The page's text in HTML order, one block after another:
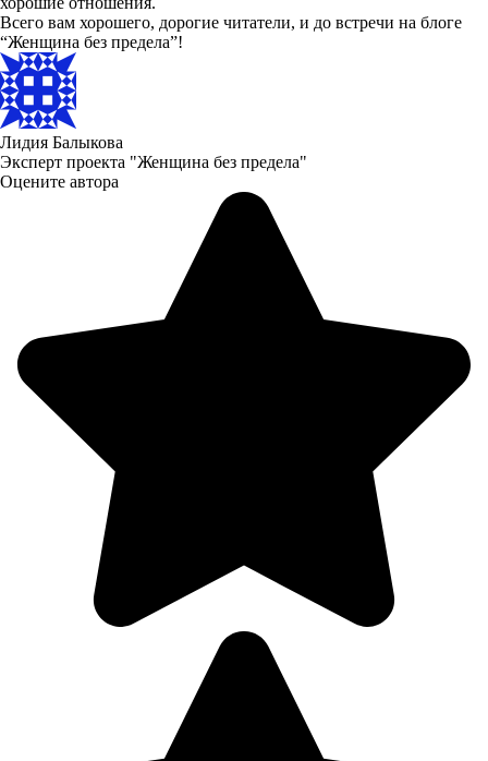
Всего вам хорошего, дорогие читатели, и до встречи на блоге
“Женщина без предела”!
Лидия Балыкова
Эксперт проекта "Женщина без предела"
Оцените автора